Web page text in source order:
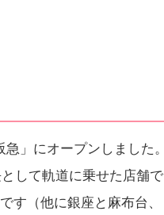
」にオープンしました。
して軌道に乗せた店舗で
す（他に銀座と麻布台、